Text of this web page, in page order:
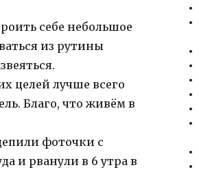
себе небольшое
из рутины
целей лучше всего
Благо, что живём в
фоточки с
и рванули в 6 утра в